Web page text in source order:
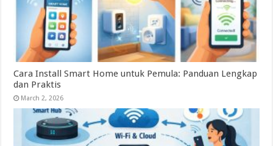
Cara Install Smart Home untuk Pemula: Panduan Lengkap
dan Praktis
March 2, 2026